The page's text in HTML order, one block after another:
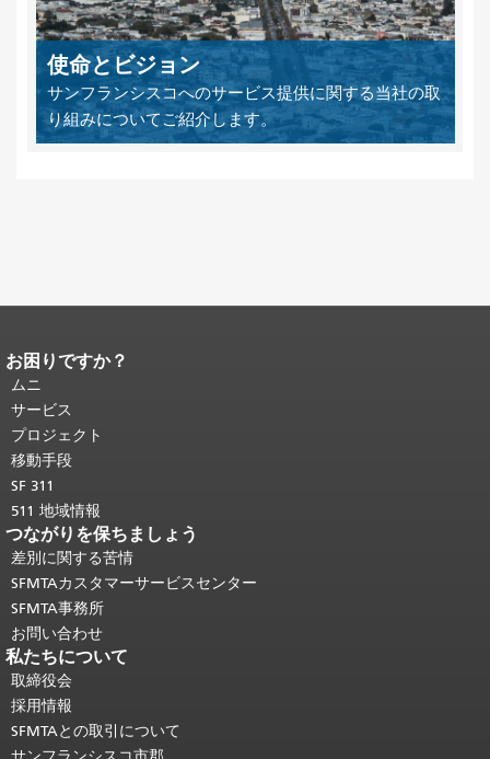
使命とビジョン
サンフランシスコへのサービス提供に関する当社の取
り組みについてご紹介します。
ページコンテンツの終わり。
ジの残りの部分はすべてのページで繰
り返されます。
頭に戻る。
お困りですか？
ムニ
サービス
プロジェクト
移動手段
SF 311
511 地域情報
つながりを保ちましょう
差別に関する苦情
SFMTAカスタマーサービスセンター
SFMTA事務所
お問い合わせ
私たちについて
取締役会
採用情報
SFMTAとの取引について